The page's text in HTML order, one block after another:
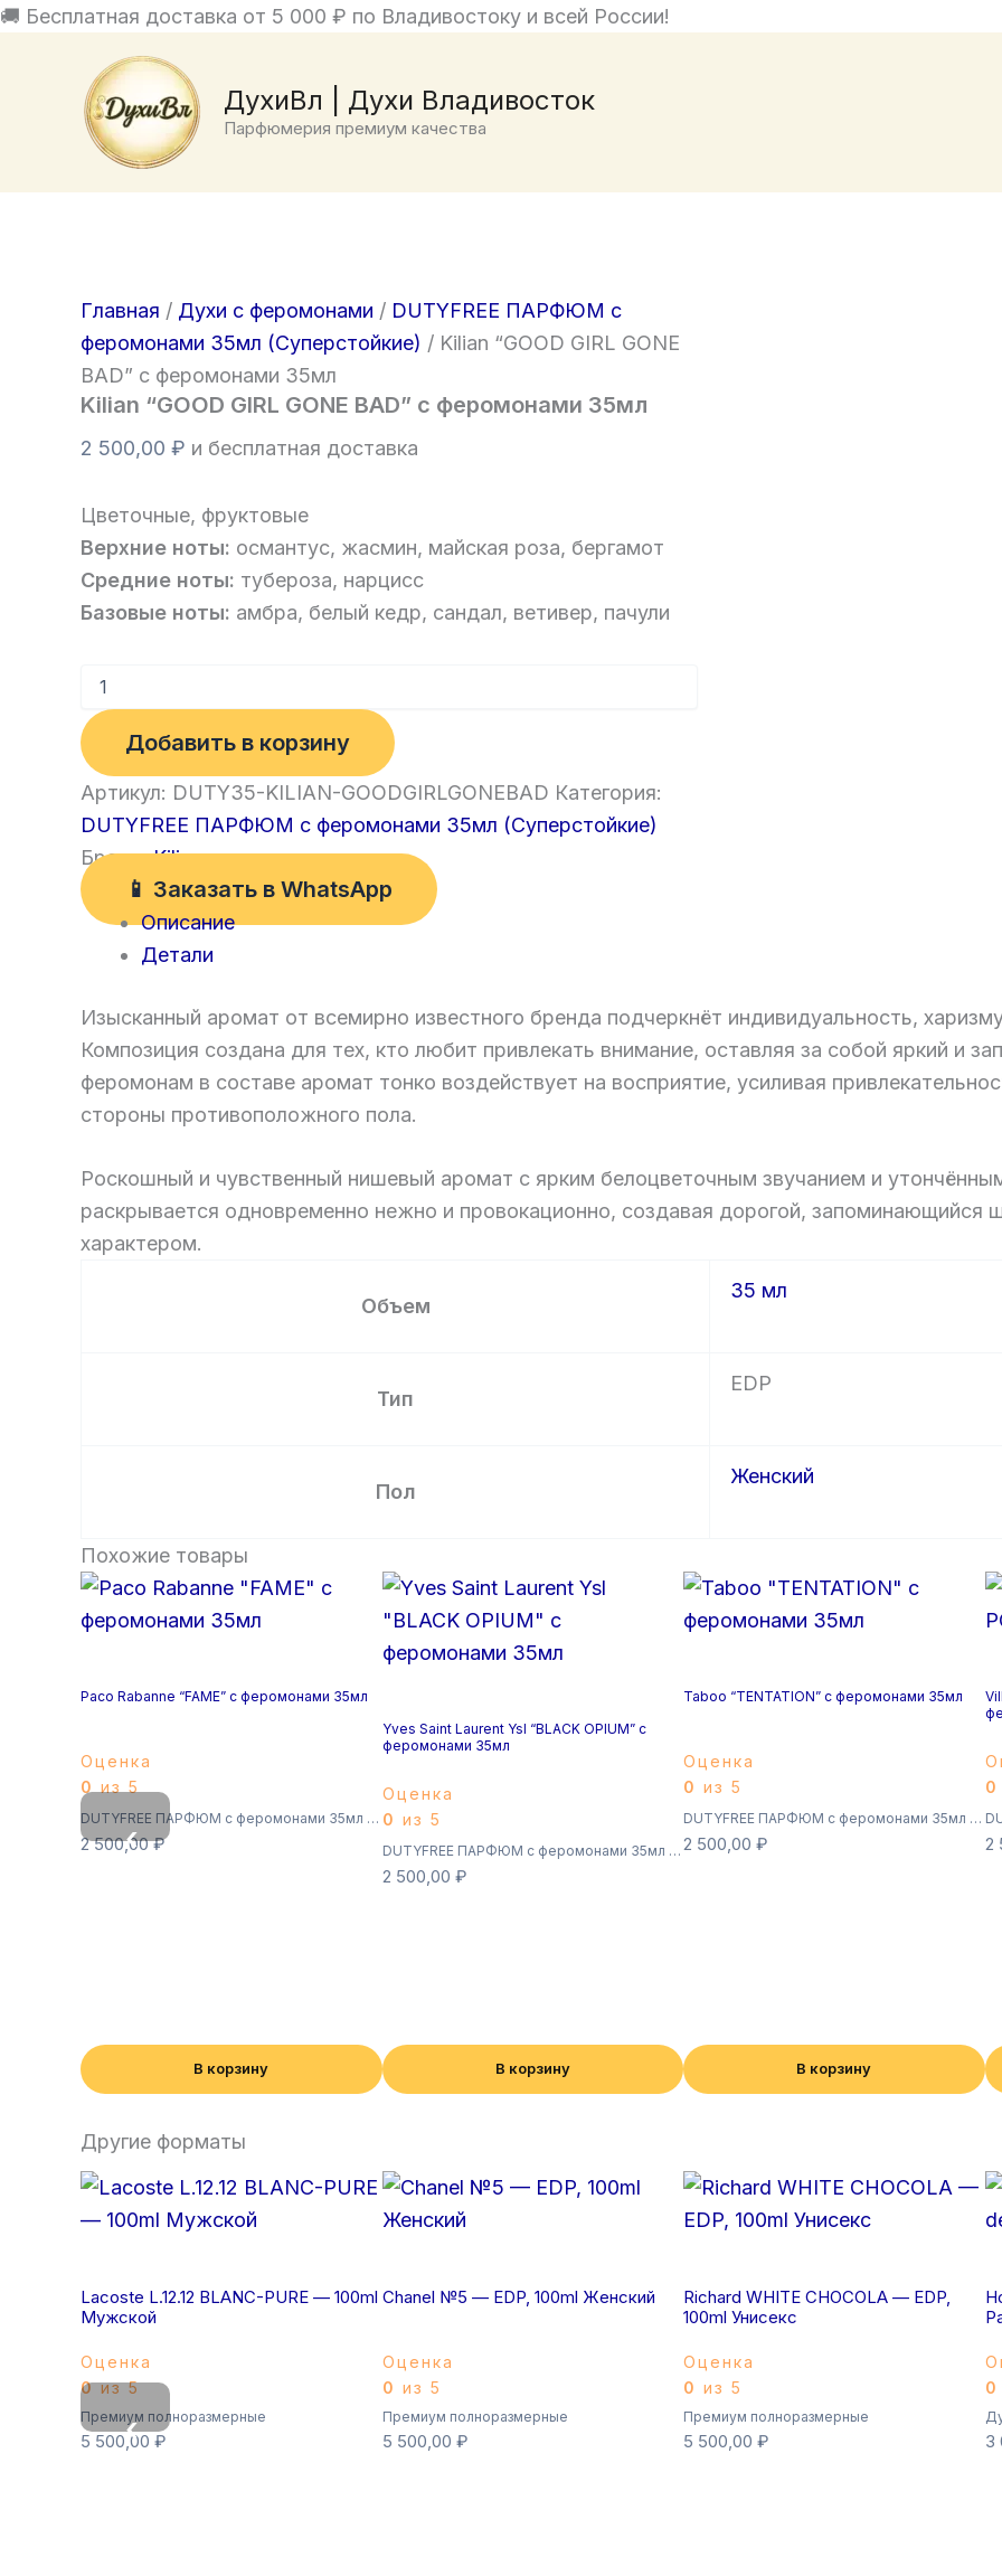
🚚 Бесплатная доставка от 5 000 ₽ по Владивостоку и всей России!
Перейти
содержимому
ДухиВл | Духи Владивосток
Парфюмерия премиум качества
Главная / Духи с феромонами / DUTYFREE ПАРФЮМ с
феромонами 35мл (Суперстойкие) / Kilian “GOOD GIRL GONE
BAD” с феромонами 35мл
Kilian “GOOD GIRL GONE BAD” с феромонами 35мл
2 500,00 ₽ и бесплатная доставка
Цветочные, фруктовые
Верхние ноты: османтус, жасмин, майская роза, бергамот
Средние ноты: тубероза, нарцисс
Базовые ноты: амбра, белый кедр, сандал, ветивер, пачули
товара
Kilian
"GOOD
GIRL
GONE
с
Добавить в корзину
Артикул: DUTY35-KILIAN-GOODGIRLGONEBAD Категория:
DUTYFREE ПАРФЮМ с феромонами 35мл (Суперстойкие)
Бренд:Kilian
📱 Заказать в WhatsApp
Описание
Детали
Изысканный аромат от всемирно известного бренда подчеркнёт индивидуальность,
Композиция создана для тех, кто любит привлекать внимание, оставляя за собой яркий и
феромонам в составе аромат тонко воздействует на восприятие, усиливая
стороны противоположного пола.
Роскошный и чувственный нишевый аромат с ярким белоцветочным звучанием и
раскрывается одновременно нежно и провокационно, создавая дорогой, запоминающийся
характером.
Объем
35 мл
Тип
EDP
Пол
Женский
Похожие товары
DUTYFREE ПАРФЮМ с феромонами 35мл (Суперстойкие)
Paco Rabanne “FAME” с феромонами 35мл
Оценка
0 из 5
2 500,00₽
В корзину
DUTYFREE ПАРФЮМ с феромонами 35мл (Суперстойкие)
Yves Saint Laurent Ysl “BLACK OPIUM” с
феромонами 35мл
Оценка
0 из 5
2 500,00 ₽
В корзину
DUTYFREE ПАРФЮМ с феромонами 35мл (Суперстойкие)
Taboo “TENTATION” с феромонами 35мл
Оценка
0 из 5
2 500,00 ₽
В корзину
0
2
‹
Другие форматы
Премиум полноразмерные
Lacoste L.12.12 BLANC-PURE — 100ml
Мужской
Оценка
0из 5
5 500,00 ₽
Премиум полноразмерные
Chanel №5 — EDP, 100ml Женский
Оценка
0 из 5
5 500,00 ₽
Премиум полноразмерные
Richard WHITE CHOCOLA — EDP,
100ml Унисекс
Оценка
0 из 5
5 500,00 ₽
0
3
‹